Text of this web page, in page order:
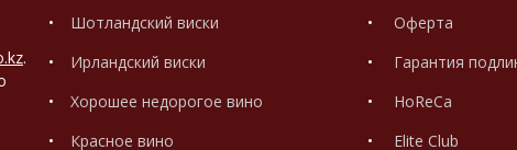
.
Шотландский виски
Ирландский виски
Хорошее недорогое вино
Красное вино
Оферта
Гарантия
HoReCa
Elite Club